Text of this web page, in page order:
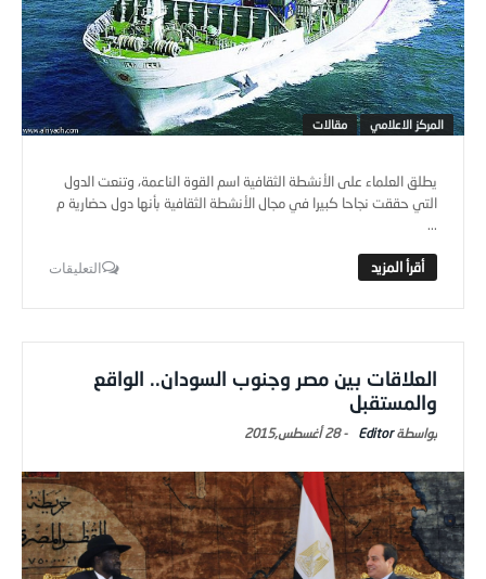
المركز الاعلامي مقالات
يطلق العلماء على الأنشطة الثقافية اسم القوة الناعمة، وتنعت الدول
التي حققت نجاحا كبيرا في مجال الأنشطة الثقافية بأنها دول حضارية م
...
التعليقات
العلاقات بين مصر وجنوب السودان.. الواقع
والمستقبل
Editor
-28 أغسطس,2015